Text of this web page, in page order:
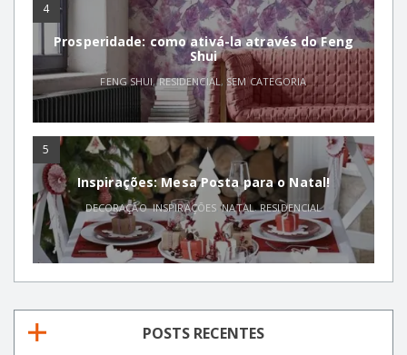
4
Prosperidade: como ativá-la através do Feng
Shui
FENG SHUI,RESIDENCIAL ,SEM CATEGORIA
5
Inspirações: Mesa Posta para o Natal!
DECORAÇÃO,INSPIRAÇÕES ,NATAL,RESIDENCIAL
POSTS RECENTES